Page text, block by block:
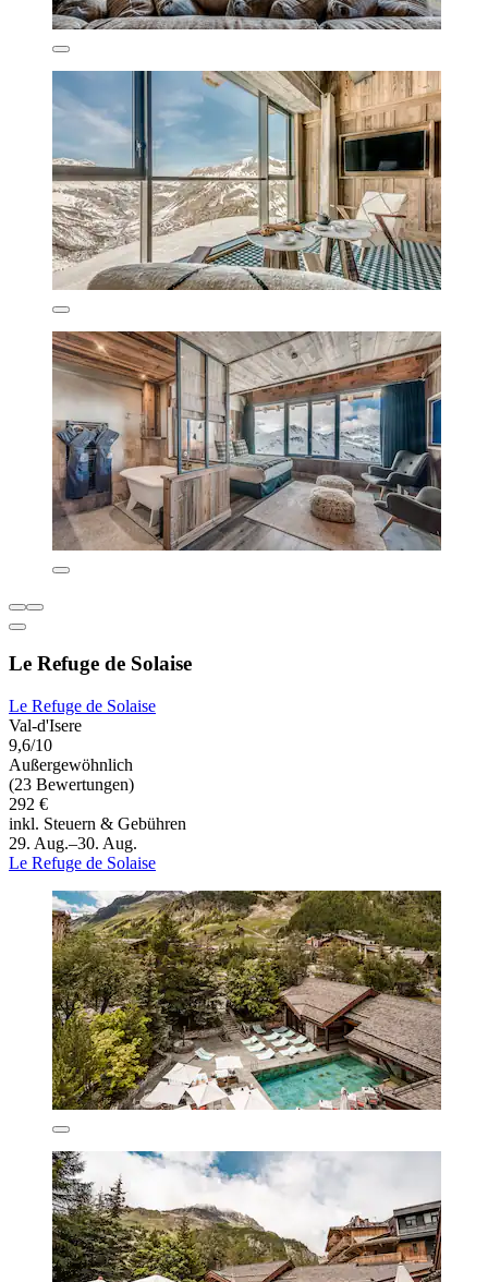
Le Refuge de Solaise
Le Refuge de Solaise
Val-d'Isere
9,6/10
Außergewöhnlich
(23 Bewertungen)
292 €
inkl. Steuern & Gebühren
29. Aug.–30. Aug.
Le Refuge de Solaise